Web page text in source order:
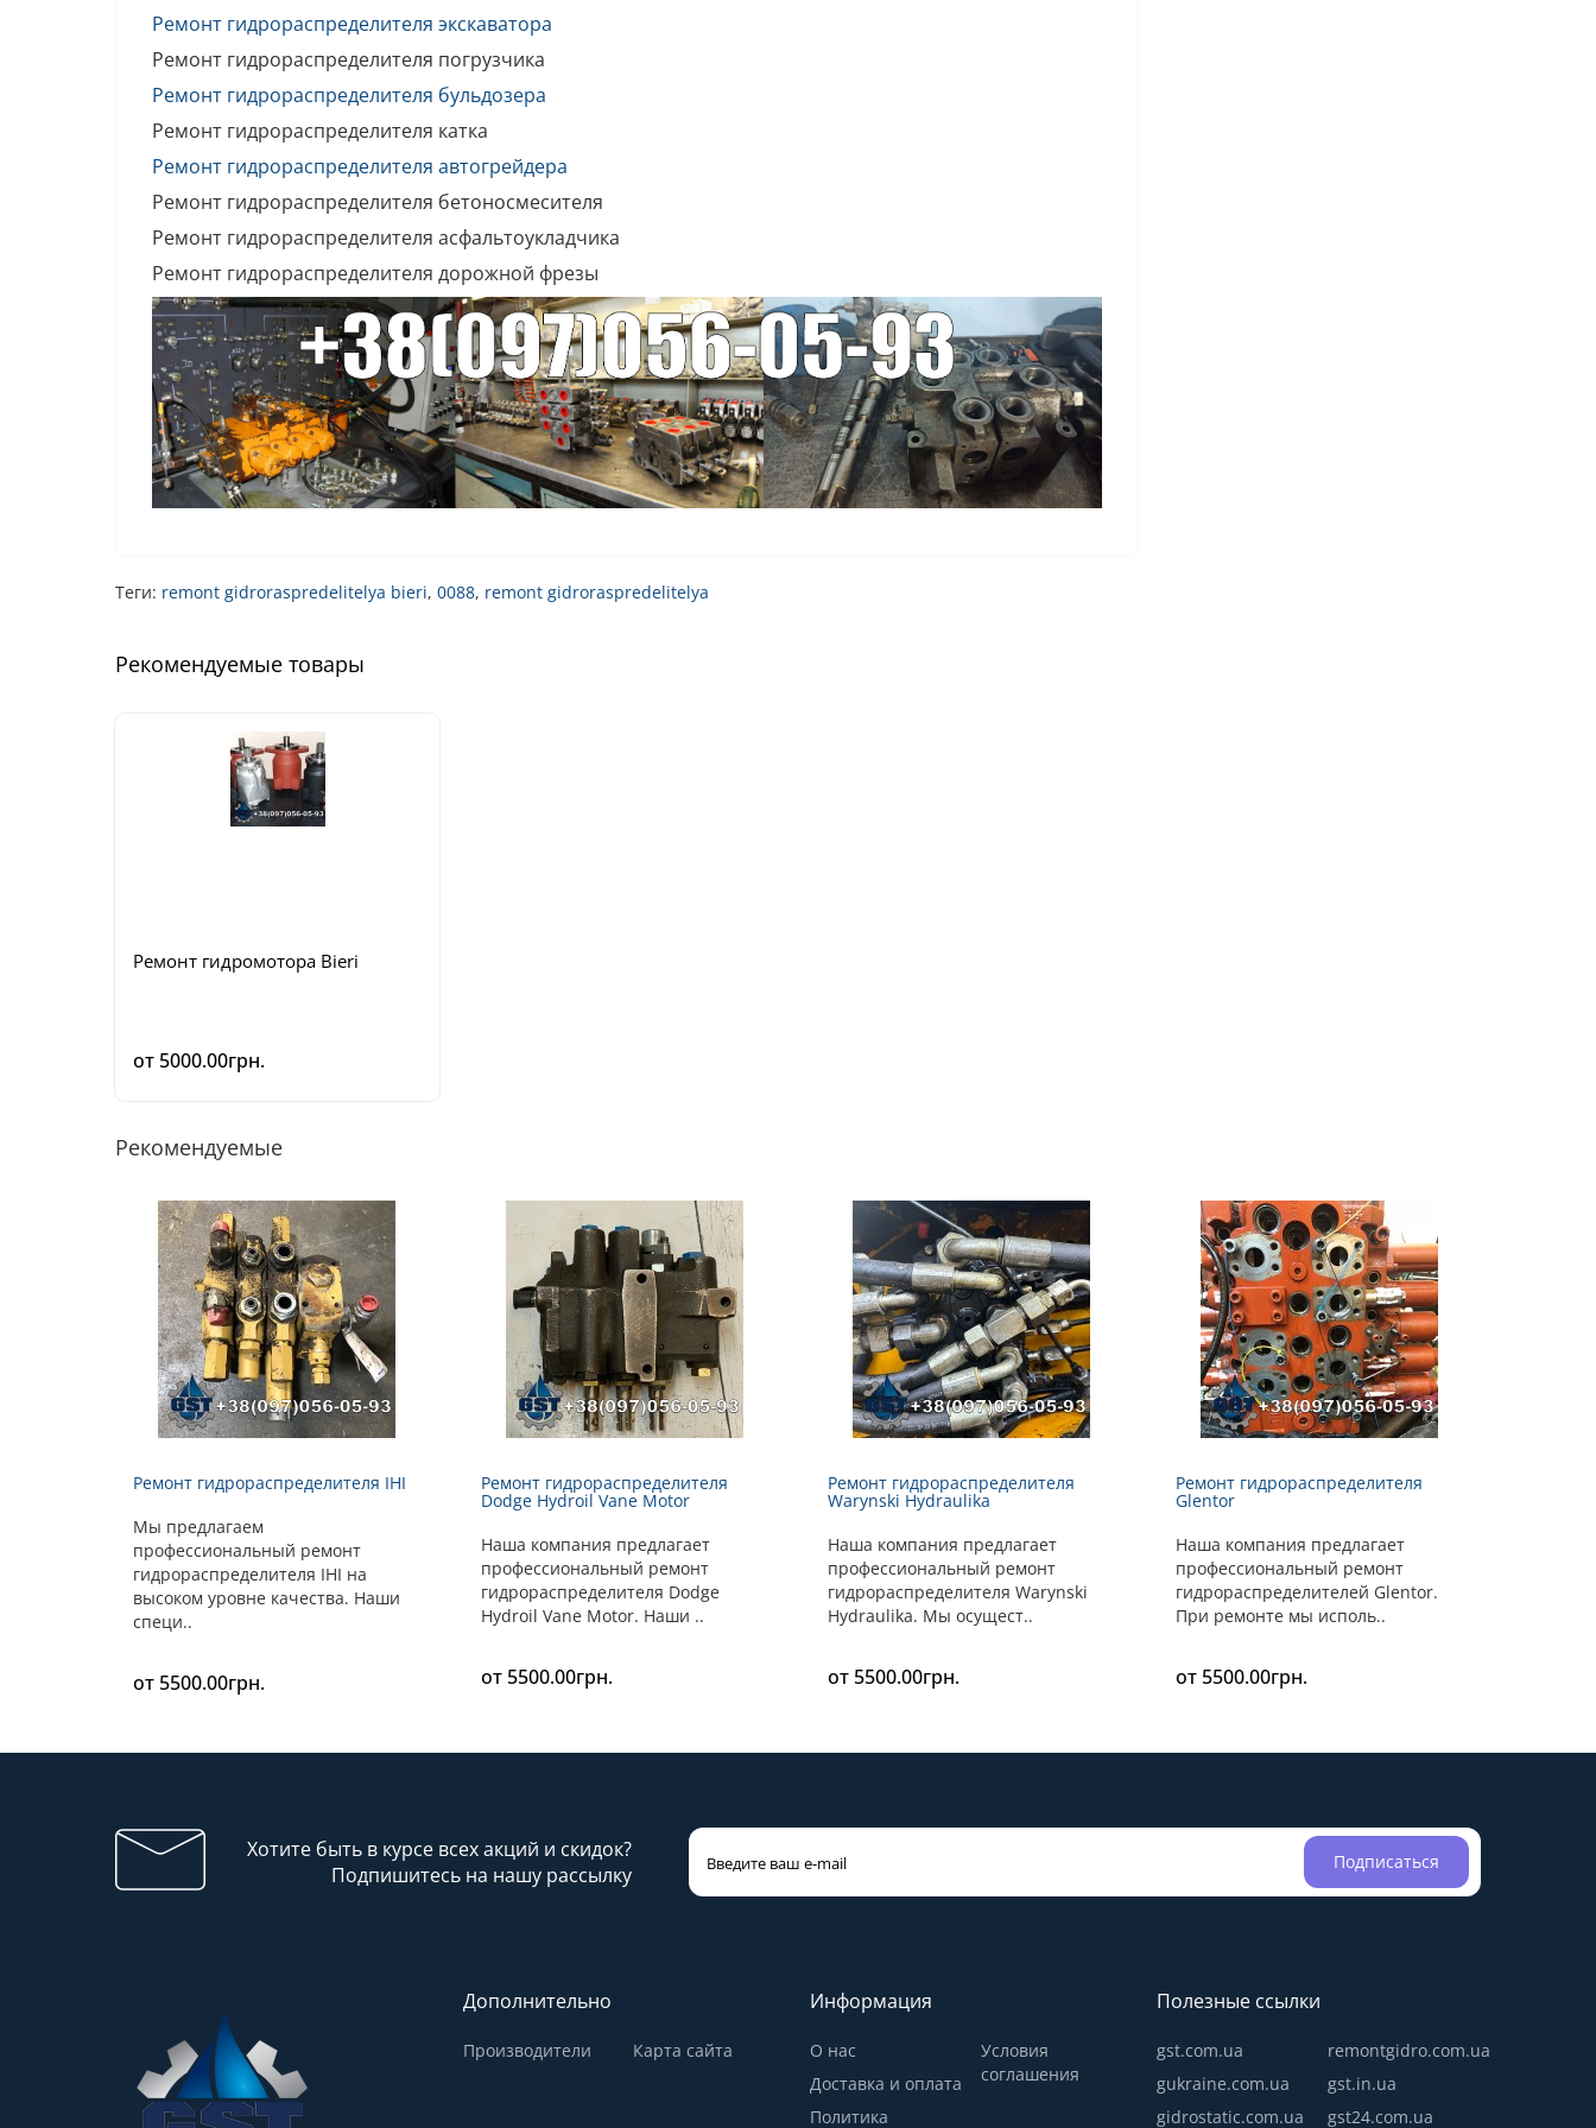
Ремонт гидрораспределителя экскаватора
Ремонт гидрораспределителя погрузчика
Ремонт гидрораспределителя бульдозера
Ремонт гидрораспределителя катка
Ремонт гидрораспределителя автогрейдера
Ремонт гидрораспределителя бетоносмесителя
Ремонт гидрораспределителя асфальтоукладчика
Ремонт гидрораспределителя дорожной фрезы
Теги: remont gidroraspredelitelya bieri, 0088, remont gidroraspredelitelya
Рекомендуемые товары
Ремонт гидромотора Bieri
от 5000.00грн.
Рекомендуемые
Ремонт гидрораспределителя IHI
Мы предлагаем
профессиональный ремонт
гидрораспределителя IHI на
высоком уровне качества. Наши
специ..
от 5500.00грн.
Ремонт гидрораспределителя
Dodge Hydroil Vane Motor
Наша компания предлагает
профессиональный ремонт
гидрораспределителя Dodge
Hydroil Vane Motor. Наши ..
от 5500.00грн.
Ремонт гидрораспределителя
Warynski Hydraulika
Наша компания предлагает
профессиональный ремонт
гидрораспределителя Warynski
Hydraulika. Мы осущест..
от 5500.00грн.
Ремонт гидрораспределителя
Glentor
Наша компания предлагает
профессиональный ремонт
гидрораспределителей Glentor.
При ремонте мы исполь..
от 5500.00грн.
Хотите быть в курсе всех акций и скидок?
Подпишитесь на нашу рассылку
Подписаться
Дополнительно
Производители Карта сайта
Информация
О нас
Доставка и оплата
Политика
Условия
соглашения
Полезные ссылки
gst.com.ua
gukraine.com.ua
gidrostatic.com.ua
remontgidro.com.ua
gst.in.ua
gst24.com.ua